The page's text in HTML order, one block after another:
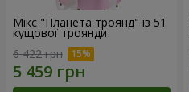
Мікс "Планета троянд" із 51
кущової троянди
6 422 грн